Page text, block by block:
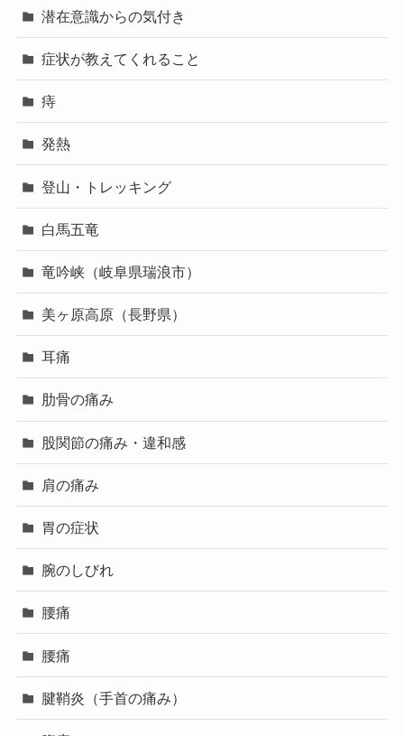
潜在意識からの気付き
症状が教えてくれること
痔
発熱
登山・トレッキング
白馬五竜
竜吟峡（岐阜県瑞浪市）
美ヶ原高原（長野県）
耳痛
肋骨の痛み
股関節の痛み・違和感
肩の痛み
胃の症状
腕のしびれ
腰痛
腰痛
腱鞘炎（手首の痛み）